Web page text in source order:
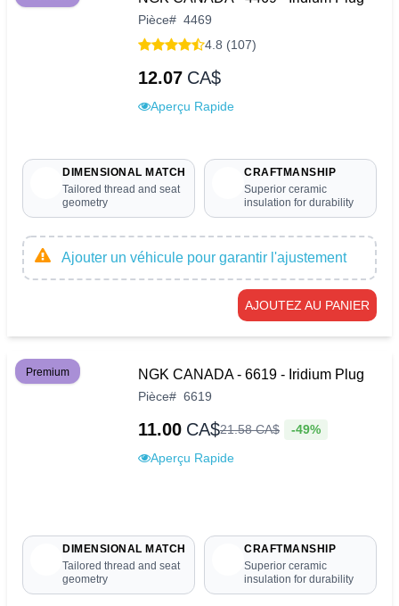
Pièce# 4469
4.8 (107)
12.07 CA$
Aperçu Rapide
DIMENSIONAL MATCH
Tailored thread and seat
geometry
CRAFTMANSHIP
Superior ceramic
insulation for durability
Ajouter un véhicule pour garantir l'ajustement
AJOUTEZ AU PANIER
Premium NGK CANADA - 6619 - Iridium Plug
Pièce# 6619
11.00 CA$21.58CA$ -49%
Aperçu Rapide
DIMENSIONAL MATCH
Tailored thread and seat
geometry
CRAFTMANSHIP
Superior ceramic
insulation for durability